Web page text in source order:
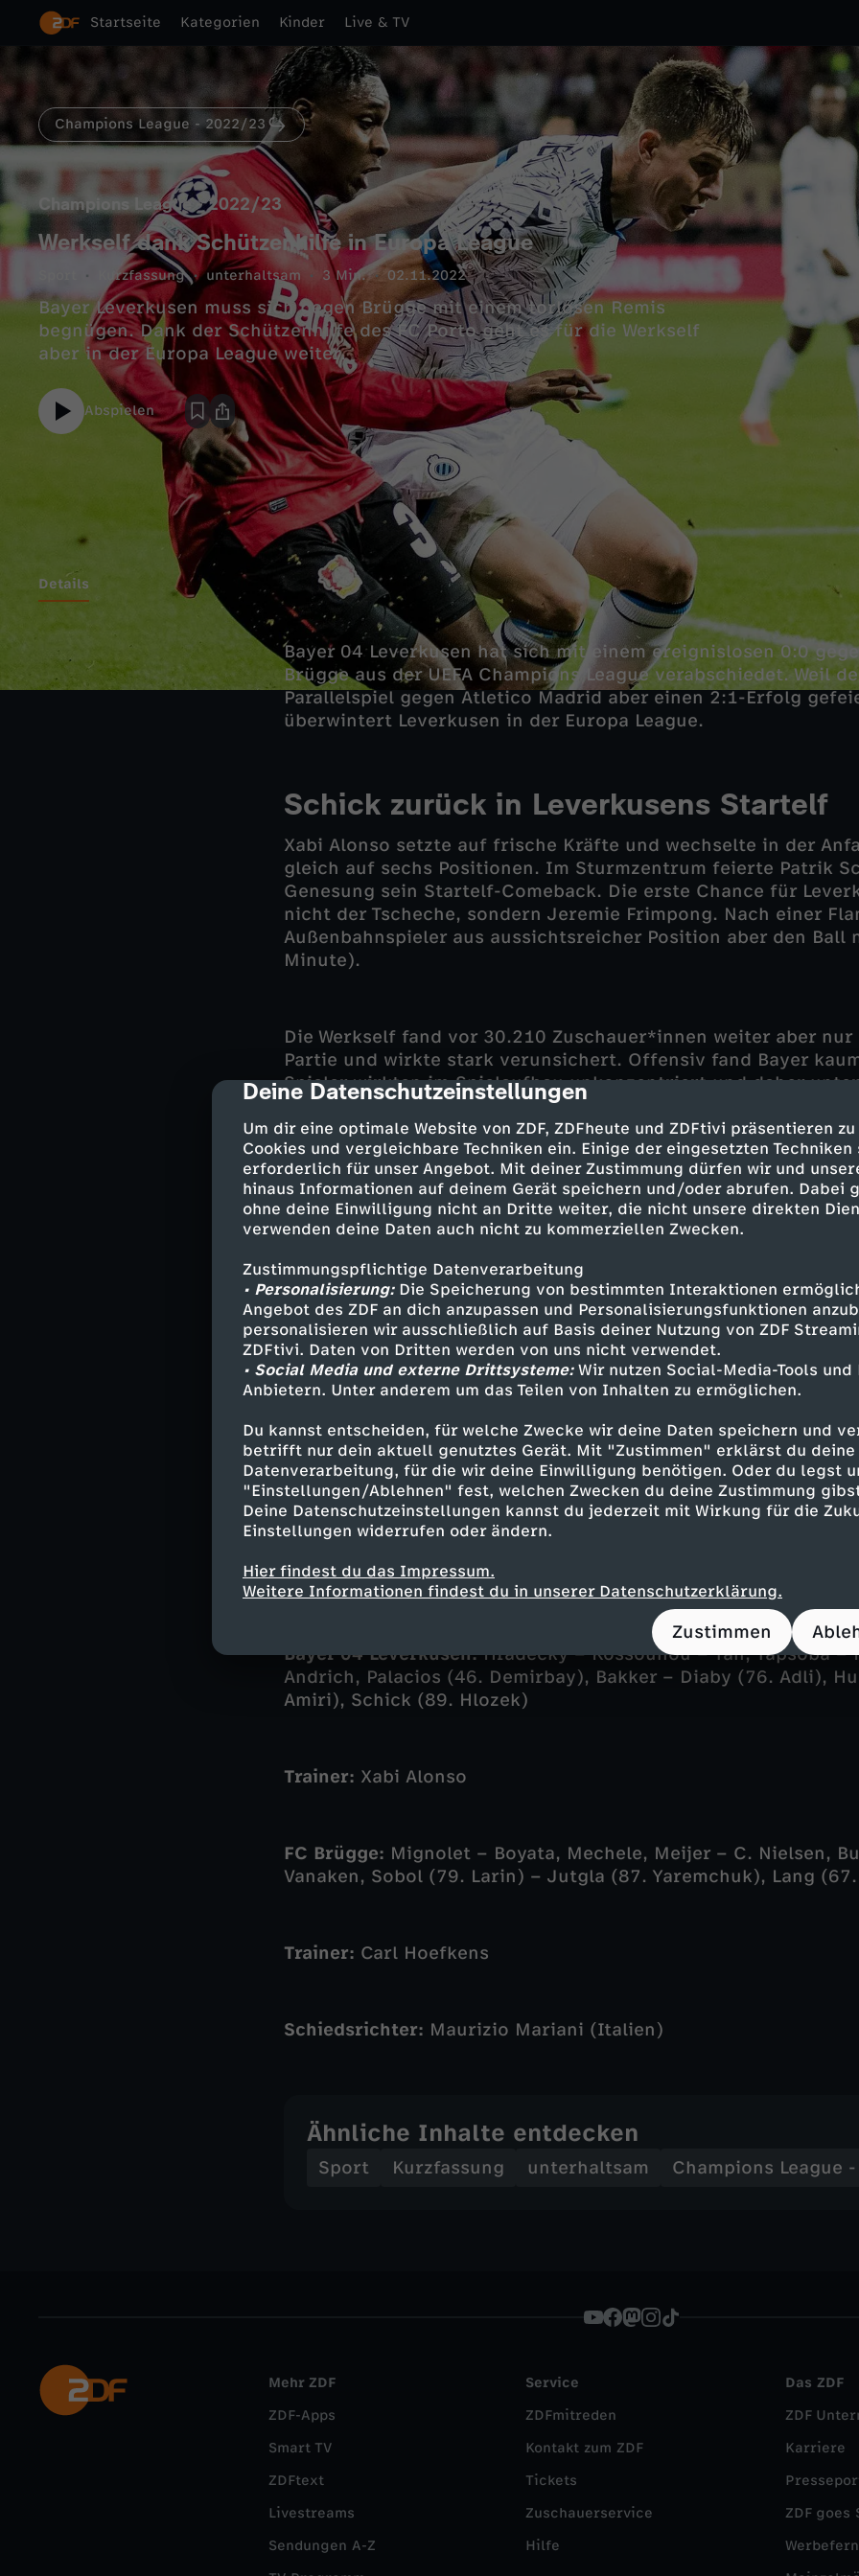
cmp-dialog-description
Deine Datenschutzeinstellungen
Um dir eine optimale Website von ZDF, ZDFheute und ZDFtivi präsentieren
Cookies und vergleichbare Techniken ein. Einige der eingesetzten
erforderlich für unser Angebot. Mit deiner Zustimmung dürfen wir und
hinaus Informationen auf deinem Gerät speichern und/oder abrufen. Dabei
ohne deine Einwilligung nicht an Dritte weiter, die nicht unsere direkten
verwenden deine Daten auch nicht zu kommerziellen Zwecken.
Zustimmungspflichtige Datenverarbeitung
• Personalisierung:Die Speicherung von bestimmten Interaktionen
Angebot des ZDF an dich anzupassen und Personalisierungsfunktionen
personalisieren wir ausschließlich auf Basis deiner Nutzung von ZDF
ZDFtivi. Daten von Dritten werden von uns nicht verwendet.
• Social Media und externe Drittsysteme:Wir nutzen Social-Media-Tools und
Anbietern. Unter anderem um das Teilen von Inhalten zu ermöglichen.
Du kannst entscheiden, für welche Zwecke wir deine Daten speichern und
betrifft nur dein aktuell genutztes Gerät. Mit "Zustimmen" erklärst du deine
Datenverarbeitung, für die wir deine Einwilligung benötigen. Oder du legst
"Einstellungen/Ablehnen" fest, welchen Zwecken du deine Zustimmung
Deine Datenschutzeinstellungen kannst du jederzeit mit Wirkung für die
Einstellungen widerrufen oder ändern.
Hier findest du das Impressum.
Weitere Informationen findest du in unserer Datenschutzerklärung.
Zustimmen
Startseite Kategorien Kinder Live & TV
Champions League - 2022/23
Champions League - 2022/23
Werkself dank Schützenhilfe in Europa League
Kurzfassung unterhaltsam 3 Min. 02.11.2022
Bayer Leverkusen muss sich gegen Brügge mit einem torlosen Remis
begnügen. Dank der Schützenhilfe des FC Porto geht es für die Werkself
aber in der Europa League weiter.
Abspielen
Details
Bayer 04 Leverkusen hat sich mit einem ereignislosen 0:0
Brügge aus der UEFA Champions League verabschiedet. Weil
Parallelspiel gegen Atletico Madrid aber einen 2:1-Erfolg
überwintert Leverkusen in der Europa League.
Schick zurück in Leverkusens Startelf
Xabi Alonso setzte auf frische Kräfte und wechselte in der
gleich auf sechs Positionen. Im Sturmzentrum feierte Patrik
Genesung sein Startelf-Comeback. Die erste Chance für
nicht der Tscheche, sondern Jeremie Frimpong. Nach einer
Außenbahnspieler aus aussichtsreicher Position aber den
Minute).
Die Werkself fand vor 30.210 Zuschauer*innen weiter aber
Partie und wirkte stark verunsichert. Offensiv fand Bayer
Spieler wirkten im Spielaufbau unkonzentriert und daher
viele vermeidbare Fehlpässe. Dagegen kam der FC Brügge
Partie und es dauerte bis zur 33. Minute, ehe sich die
gegnerischen Tor erneut annäherten. Nach Zuspiel von Callum
scheiterte Moussa Diaby aus spitzem Winkel an Brügges
Mignolet. Auf der Gegenseite parierte Bayer-Keeper Lukas
gefährlichen Flachschuss von Kamal Sowah (39.).
Bayer im direkten Vergleich vor Atletico
Auch den Wiederbeginn verschliefen die Leverkusener und
in Rückstand zu geraten, als Tajon Buchanan mit einer
Latte traf und im Nachschuss Eduard Sobol die Führung für
Ecke, doch Mignolet reagierte gegen einen wuchtigen
Schick eindrucksvoll (54.). Wegen des 2:1-Erfolges des FC
Atletico Madrid rückte Leverkusen trotz des torlosen Remis
direkten Vergleich gegen Atletico auf Platz drei vor und
die Teilnahme an der Endrunde der UEFA Europa League.
Bayer 04 Leverkusen:Hradecky – Kossounou – Tah, Tapsoba –
Andrich, Palacios (46. Demirbay), Bakker – Diaby (76. Adli),
Amiri), Schick (89. Hlozek)
Trainer: Xabi Alonso
FC Brügge: Mignolet – Boyata, Mechele, Meijer – C. Nielsen,
Vanaken, Sobol (79. Larin) – Jutgla (87. Yaremchuk), Lang
Trainer: Carl Hoefkens
Schiedsrichter: Maurizio Mariani (Italien)
Ähnliche Inhalte entdecken
Sport Kurzfassung unterhaltsam Champions League
Mehr ZDF
ZDF-Apps
Smart TV
ZDFtext
Livestreams
Sendungen A-Z
Service
ZDFmitreden
Kontakt zum ZDF
Tickets
Zuschauerservice
Hilfe
Das ZDF
ZDF
Karriere
ZDF goes